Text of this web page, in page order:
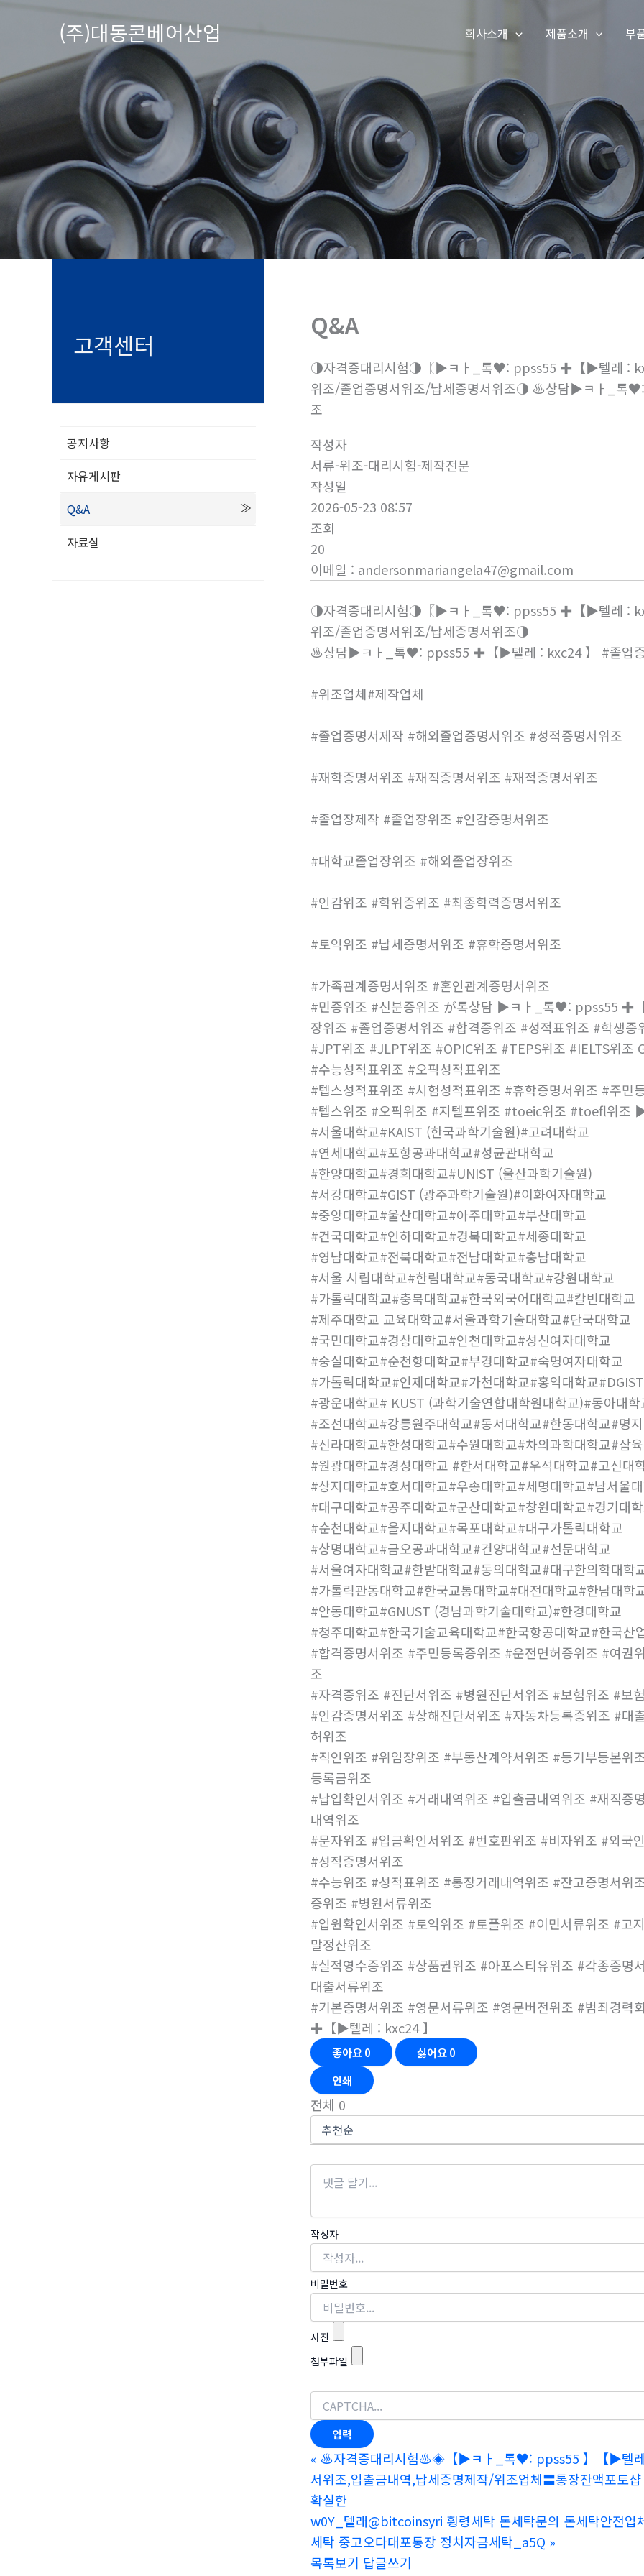
로
건
(주)대동콘베어산업 회사소개 제품소개 부
고객센터
공지사항
자유게시판
Q&A
자료실
Q&A
◑자격증대리시험◑〖▶ㅋㅏ_톡♥: ppss55 ✚【▶텔레 :
위조/졸업증명서위조/납세증명서위조◑ ♨️상담▶ㅋㅏ_톡
조
작성자
서류-위조-대리시험-제작전문
작성일
2026-05-23 08:57
조회
20
이메일 : andersonmariangela47@gmail.com
◑자격증대리시험◑〖▶ㅋㅏ_톡♥: ppss55 ✚【▶텔레 :
위조/졸업증명서위조/납세증명서위조◑
♨️상담▶ㅋㅏ_톡♥: ppss55 ✚【▶텔레 : kxc24 】 #졸업증
#위조업체#제작업체
#졸업증명서제작 #해외졸업증명서위조 #성적증명서위조
#재학증명서위조 #재직증명서위조 #재적증명서위조
#졸업장제작 #졸업장위조 #인감증명서위조
#대학교졸업장위조 #해외졸업장위조
#인감위조 #학위증위조 #최종학력증명서위조
#토익위조 #납세증명서위조 #휴학증명서위조
#가족관계증명서위조 #혼인관계증명서위조
#민증위조 #신분증위조 が톡상담 ▶ㅋㅏ_톡♥: ppss55 ✚
장위조 #졸업증명서위조 #합격증위조 #성적표위조 #학생증
#JPT위조 #JLPT위조 #OPIC위조 #TEPS위조 #IELTS위조
#수능성적표위조 #오픽성적표위조
#텝스성적표위조 #시험성적표위조 #휴학증명서위조 #주민
#텝스위조 #오픽위조 #지텔프위조 #toeic위조 #toefl위
#서울대학교#KAIST (한국과학기술원)#고려대학교
#연세대학교#포항공과대학교#성균관대학교
#한양대학교#경희대학교#UNIST (울산과학기술원)
#서강대학교#GIST (광주과학기술원)#이화여자대학교
#중앙대학교#울산대학교#아주대학교#부산대학교
#건국대학교#인하대학교#경북대학교#세종대학교
#영남대학교#전북대학교#전남대학교#충남대학교
#서울 시립대학교#한림대학교#동국대학교#강원대학교
#가톨릭대학교#충북대학교#한국외국어대학교#칼빈대학교
#제주대학교 교육대학교#서울과학기술대학교#단국대학교
#국민대학교#경상대학교#인천대학교#성신여자대학교
#숭실대학교#순천향대학교#부경대학교#숙명여자대학교
#가톨릭대학교#인제대학교#가천대학교#홍익대학교
#광운대학교# KUST (과학기술연합대학원대학교)#동아대
#조선대학교#강릉원주대학교#동서대학교#한동대학교#명
#신라대학교#한성대학교#수원대학교#차의과학대학교#삼
#원광대학교#경성대학교 #한서대학교#우석대학교#고신대
#상지대학교#호서대학교#우송대학교#세명대학교#남서울
#대구대학교#공주대학교#군산대학교#창원대학교#경기대
#순천대학교#을지대학교#목포대학교#대구가톨릭대학교
#상명대학교#금오공과대학교#건양대학교#선문대학교
#서울여자대학교#한밭대학교#동의대학교#대구한의학대학
#가톨릭관동대학교#한국교통대학교#대전대학교#한남대학
#안동대학교#GNUST (경남과학기술대학교)#한경대학교
#청주대학교#한국기술교육대학교#한국항공대학교#한국산
#합격증명서위조 #주민등록증위조 #운전면허증위조 #여권
조
#자격증위조 #진단서위조 #병원진단서위조 #보험위조 #보
#인감증명서위조 #상해진단서위조 #자동차등록증위조 #대
허위조
#직인위조 #위임장위조 #부동산계약서위조 #등기부등본
등록금위조
#납입확인서위조 #거래내역위조 #입출금내역위조 #재직증
내역위조
#문자위조 #입금확인서위조 #번호판위조 #비자위조 #외국
#성적증명서위조
#수능위조 #성적표위조 #통장거래내역위조 #잔고증명서위
증위조 #병원서류위조
#입원확인서위조 #토익위조 #토플위조 #이민서류위조 #고
말정산위조
#실적영수증위조 #상품권위조 #아포스티유위조 #각종증명
대출서류위조
#기본증명서위조 #영문서류위조 #영문버전위조 #범죄경
✚【▶텔레 : kxc24 】
좋아요0 싫어요0
인쇄
전체 0
작성자
비밀번호
사진
첨부파일
« ♨️자격증대리시험♨️◈【▶ㅋㅏ_톡♥: ppss55 】【▶텔
서위조,입출금내역,납세증명제작/위조업체〓통장잔액포토
확실한
w0Y_텔래@bitcoinsyri 횡령세탁 돈세탁문의 돈세탁안전업
세탁 중고오다대포통장 정치자금세탁_a5Q »
목록보기 답글쓰기